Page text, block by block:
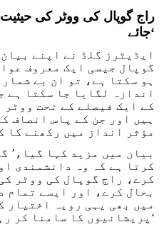
جائے‘
ایڈیٹرز گلڈ نے اپنے
گوپال جیسی ایک معروف
ہو سکتا ہے، تو ان بے
اندازہ لگایا جا سکتا ہے
کے ایک فیصلے کے تحت ووٹر
ہیں اور جن کے پاس انصاف
مؤثر انداز میں رکھنے کا
بیان میں مزید کہا گیا،’
کرتا ہے کہ وہ دانشمندی
کرے، راج گوپال کی ووٹر
بحال کرے، اور ایسے تمام
میں بھی یہی رویہ اختیار
پریشانیوں کا سامنا کر رہے ہیں۔‘